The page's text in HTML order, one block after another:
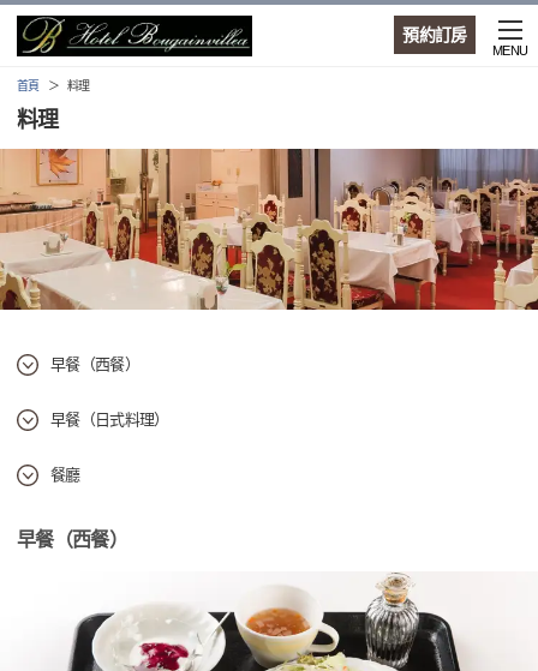
預約訂房
MENU
首頁 料理
料理
早餐（西餐）
早餐（日式料理）
餐廳
早餐（西餐）